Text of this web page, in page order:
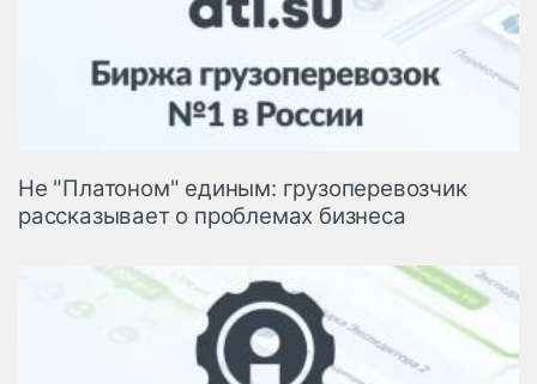
Не "Платоном" единым: грузоперевозчик
рассказывает о проблемах бизнеса